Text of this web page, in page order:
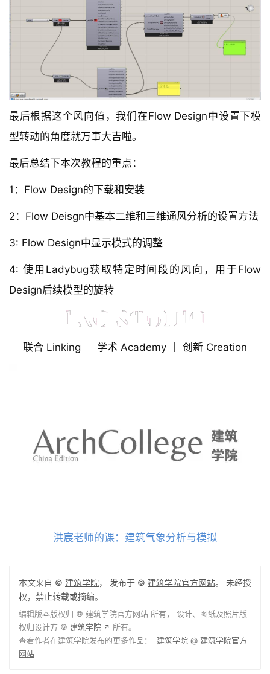
最后根据这个风向值，我们在Flow Design中设置下模
型转动的角度就万事大吉啦。
最后总结下本次教程的重点：
1：Flow Design的下载和安装
2：Flow Deisgn中基本二维和三维通风分析的设置方法
3: Flow Design中显示模式的调整
4: 使用Ladybug获取特定时间段的风向，用于Flow
Design后续模型的旋转
联合 Linking ｜ 学术 Academy ｜ 创新 Creation
洪宸老师的课：建筑气象分析与模拟
本文来自 © 建筑学院， 发布于 © 建筑学院官方网站。 未经授
权，禁止转载或摘编。
编辑版本版权归 © 建筑学院官方网站 所有， 设计、图纸及照片版
权归设计方 © 建筑学院 ↗ 所有。
查看作者在建筑学院发布的更多作品： 建筑学院 @ 建筑学院官方
网站